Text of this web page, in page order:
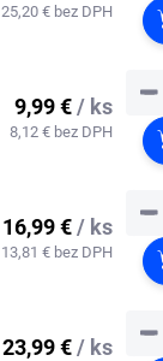
25,20 € bez DPH
9,99 €/ ks
8,12 € bez DPH
−
16,99 €/ ks
13,81 € bez DPH
−
23,99 €/ ks −